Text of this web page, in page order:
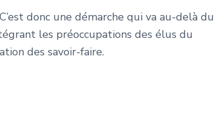
donc une démarche qui va au-delà du
les préoccupations des élus du
des savoir-faire.